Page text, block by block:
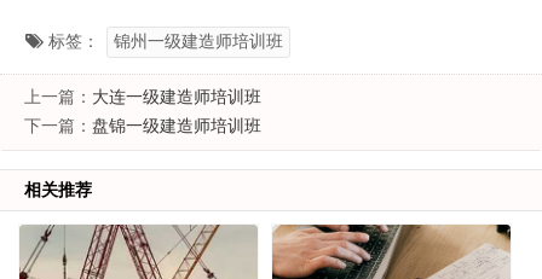
标签： 锦州一级建造师培训班
上一篇： 大连一级建造师培训班
下一篇： 盘锦一级建造师培训班
相关推荐